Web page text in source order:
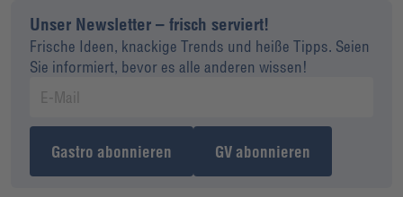
Unser Newsletter – frisch serviert!
Frische Ideen, knackige Trends und heiße Tipps. Seien
Sie informiert, bevor es alle anderen wissen!
Gastro abonnieren GV abonnieren